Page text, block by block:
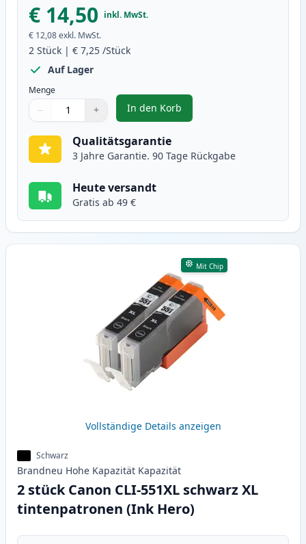
€ 14,50 inkl. MwSt.
€ 12,08exkl. MwSt.
2 Stück | € 7,25 /Stück
Auf Lager
Menge
Verwenden Sie die Tasten, um anzupassen
− +
1
In den Korb
, 2 stück Canon PGI-550XL
Qualitätsgarantie
3 Jahre Garantie. 90 Tage Rückgabe
Heute versandt
Gratis ab 49 €
Mit Chip
Vollständige Details anzeigen
Schwarz
Brandneu Hohe Kapazität Kapazität
2 stück Canon CLI-551XL schwarz XL
tintenpatronen (Ink Hero)